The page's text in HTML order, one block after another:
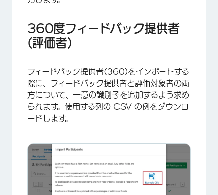
×
360度フィードバック提供者
(評価者)
フィードバック提供者(360)をインポートする
際に、フィードバック提供者と評価対象者の両
方について、一意の識別子を追加するよう求め
られます。使用する列の CSV の例をダウンロ
ードします。